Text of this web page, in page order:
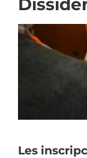
View
Larger
Les